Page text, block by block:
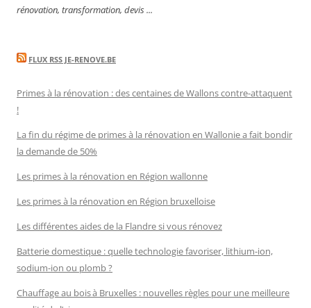
rénovation, transformation, devis ...
FLUX RSS JE-RENOVE.BE
Primes à la rénovation : des centaines de Wallons contre-attaquent
!
La fin du régime de primes à la rénovation en Wallonie a fait bondir
la demande de 50%
Les primes à la rénovation en Région wallonne
Les primes à la rénovation en Région bruxelloise
Les différentes aides de la Flandre si vous rénovez
Batterie domestique : quelle technologie favoriser, lithium-ion,
sodium-ion ou plomb ?
Chauffage au bois à Bruxelles : nouvelles règles pour une meilleure